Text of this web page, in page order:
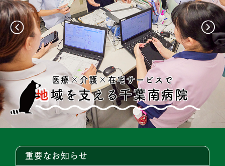
医療×介護×在宅サービスで
地域を支える千葉南病院
重要なお知らせ